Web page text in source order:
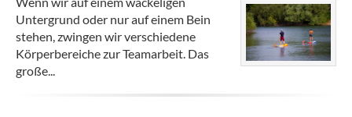
Untergrund oder nur auf einem Bein
stehen, zwingen wir verschiedene
Körperbereiche zur Teamarbeit. Das
große...